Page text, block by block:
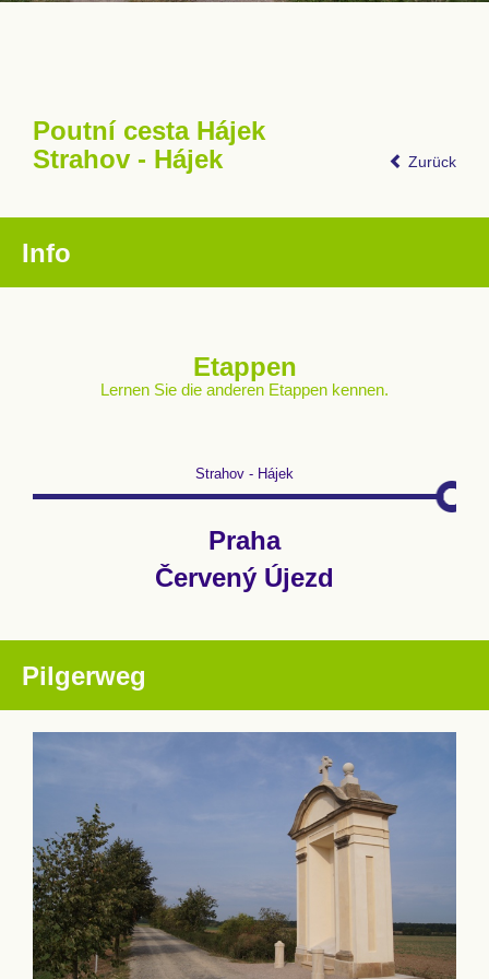
Poutní cesta Hájek
Strahov - Hájek
Zurück
Info
Etappen
Lernen Sie die anderen Etappen kennen.
Strahov - Hájek
Praha
Červený Újezd
Pilgerweg